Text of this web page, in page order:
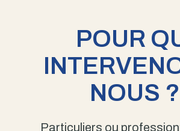
POUR
NOUS ?
Particuliers ou